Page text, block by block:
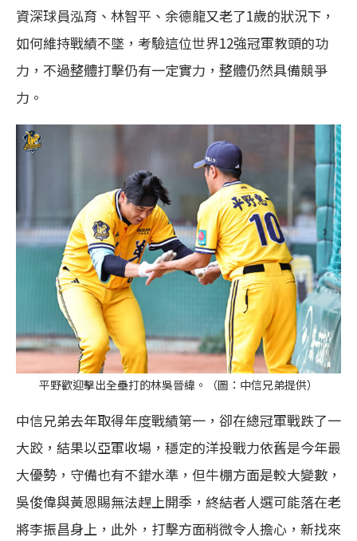
資深球員泓育、林智平、余德龍又老了1歲的狀況下，
如何維持戰績不墜，考驗這位世界12強冠軍教頭的功
力，不過整體打擊仍有一定實力，整體仍然具備競爭
力。
平野歡迎擊出全壘打的林吳晉緯。（圖：中信兄弟提供）
中信兄弟去年取得年度戰績第一，卻在總冠軍戰跌了一
大跤，結果以亞軍收場，穩定的洋投戰力依舊是今年最
大優勢，守備也有不錯水準，但牛棚方面是較大變數，
吳俊偉與黃恩賜無法趕上開季，終結者人選可能落在老
將李振昌身上，此外，打擊方面稍微令人擔心，新找來